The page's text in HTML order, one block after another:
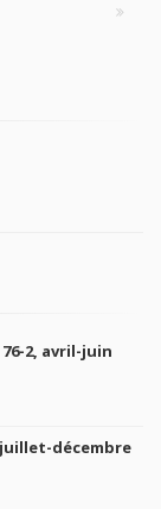
2, avril-juin
juillet-décembre